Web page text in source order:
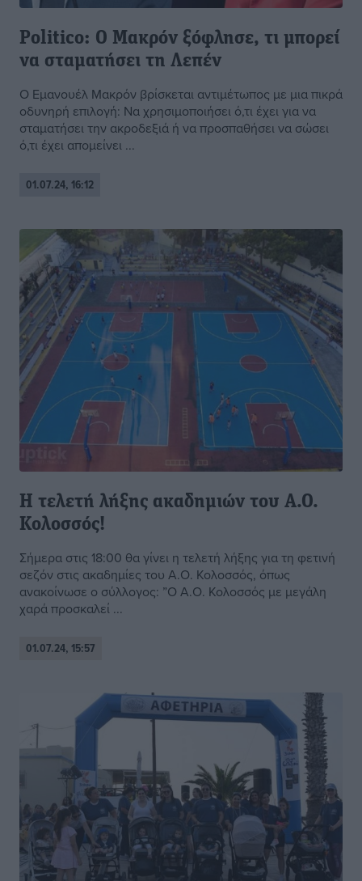
Politico: Ο Μακρόν ξόφλησε, τι μπορεί
να σταματήσει τη Λεπέν
Ο Εμανουέλ Μακρόν βρίσκεται αντιμέτωπος με μια πικρά
οδυνηρή επιλογή: Να χρησιμοποιήσει ό,τι έχει για να
σταματήσει την ακροδεξιά ή να προσπαθήσει να σώσει
ό,τι έχει απομείνει ...
01.07.24, 16:12
Η τελετή λήξης ακαδημιών του Α.Ο.
Κολοσσός!
Σήμερα στις 18:00 θα γίνει η τελετή λήξης για τη φετινή
σεζόν στις ακαδημίες του Α.Ο. Κολοσσός, όπως
ανακοίνωσε ο σύλλογος: ”Ο Α.Ο. Κολοσσός με μεγάλη
χαρά προσκαλεί ...
01.07.24, 15:57